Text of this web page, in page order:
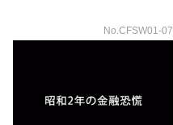
No.CFSW01-07